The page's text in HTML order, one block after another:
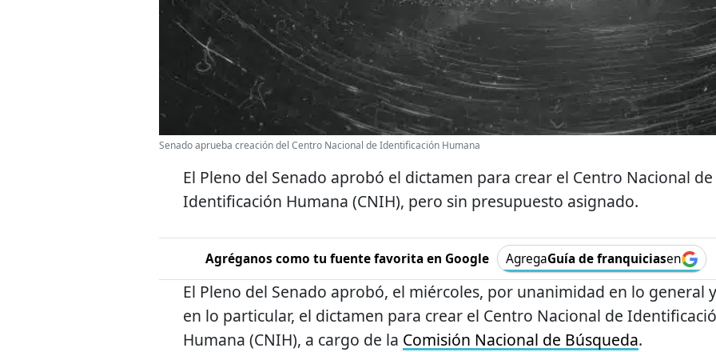
Senado aprueba creación del Centro Nacional de Identificación Humana
El Pleno del Senado aprobó el dictamen para crear el Centro Nacional de
Identificación Humana (CNIH), pero sin presupuesto asignado.
Agréganos como tu fuente favorita en Google AgregaGuía de franquiciasen
El Pleno del Senado aprobó, el miércoles, por unanimidad en lo general y
en lo particular, el dictamen para crear el Centro Nacional de
Humana (CNIH), a cargo de la Comisión Nacional de Búsqueda.